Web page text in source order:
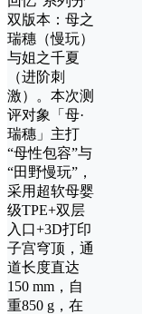
双版本：母之
瑞穗（慢玩）
与姐之千夏
（进阶刺
激）。本次测
评对象「母·
瑞穗」主打
“母性包容”与
“田野慢玩”，
采用超软母婴
级TPE+双层
入口+3D打印
子宫穹顶，通
道长度直达
150 mm，自
重850 g，在